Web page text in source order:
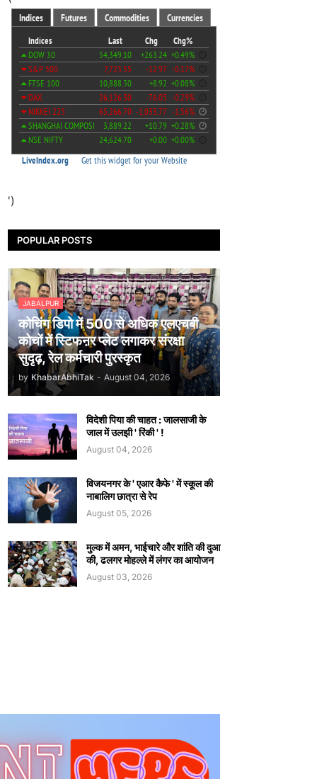
')
POPULAR POSTS
JABALPUR
कोचिंग डिपो में 500 से अधिक एलएचबी
कोचों में स्टिफऩर प्लेट लगाकर संरक्षा
सुदृढ़, रेल कर्मचारी पुरस्कृत
by KhabarAbhiTak - August 04, 2026
विदेशी पिया की चाहत : जालसाजी के
जाल में उलझी ' रिंकी ' !
August 04, 2026
विजयनगर के ' एआर कैफे ' में स्कूल की
नाबालिग छात्रा से रेप
August 05, 2026
मुल्क में अमन, भाईचारे और शांति की दुआ
की, ढलगर मोहल्ले में लंगर का आयोजन
August 03, 2026